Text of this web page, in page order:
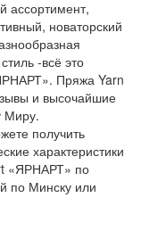
ассортимент,
новаторский
-всё это
Пряжа Yarn
и высочайшие
Миру.
получить
характеристики
«ЯРНАРТ» по
по Минску или